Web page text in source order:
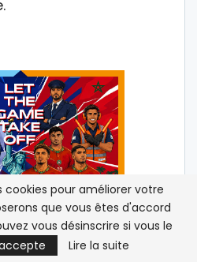
cookies pour améliorer votre
que vous êtes d'accord
vous désinscrire si vous le
Lire la suite